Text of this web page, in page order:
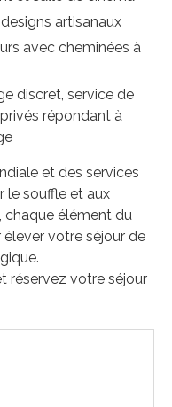
artisanaux
avec cheminées à
discret, service de
répondant à
et des services
le souffle et aux
chaque élément du
votre séjour de
réservez votre séjour